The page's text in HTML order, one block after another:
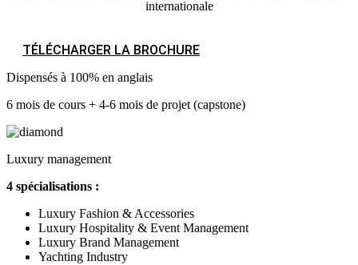
internationale
TÉLÉCHARGER LA BROCHURE
Dispensés à 100% en anglais
6 mois de cours + 4-6 mois de projet (capstone)
Luxury management
4 spécialisations :
Luxury Fashion & Accessories
Luxury Hospitality & Event Management
Luxury Brand Management
Yachting Industry